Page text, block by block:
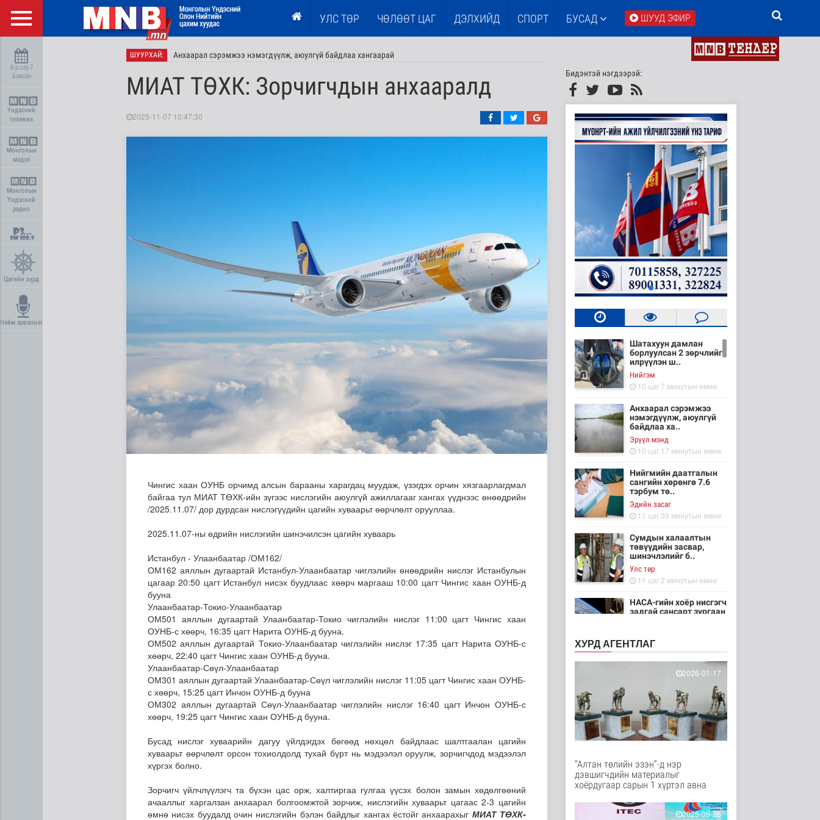
УЛС ТӨР ЧӨЛӨӨТ ЦАГ ДЭЛХИЙД СПОРТ БУСАД ШУУД ЭФИР
8-р сар 7
Баасан
Үндэсний
телевиз
Монголын
мэдээ
Монголын
Үндэсний
радио
Цагийн хүрд
Найм арваннэг
ШУУРХАЙ: Анхаарал сэрэмжээ нэмэгдүүлж, аюулгүй байдлаа хангаарай
Нийгмийн даатгалын сангийн хөрөнгө 7.6 тэрбум төгрөгөөр арвижлаа
Сумдын халаалтын төвүүдийн засвар, шинэчлэлийг бүрэн хийж, хувийн хэвшил рүү м..
МИАТ ТӨХК: Зорчигчдын анхааралд
2025-11-07 10:47:30
Чингис хаан ОУНБ орчимд алсын барааны харагдац муудаж, үзэгдэх орчин хязгаарлагдмал
байгаа тул МИАТ ТӨХК-ийн зүгээс нислэгийн аюулгүй ажиллагааг хангах үүднээс өнөөдрийн
/2025.11.07/ дор дурдсан нислэгүүдийн цагийн хуваарьт өөрчлөлт орууллаа.
2025.11.07-ны өдрийн нислэгийн шинэчилсэн цагийн хуваарь
Истанбул - Улаанбаатар /ОМ162/
ОМ162 аяллын дугаартай Истанбул-Улаанбаатар чиглэлийн өнөөдрийн нислэг Истанбулын
цагаар 20:50 цагт Истанбул нисэх буудлаас хөөрч маргааш 10:00 цагт Чингис хаан ОУНБ-д
бууна
Улаанбаатар-Токио-Улаанбаатар
ОМ501 аяллын дугаартай Улаанбаатар-Токио чиглэлийн нислэг 11:00 цагт Чингис хаан
ОУНБ-с хөөрч, 16:35 цагт Нарита ОУНБ-д бууна.
ОМ502 аяллын дугаартай Токио-Улаанбаатар чиглэлийн нислэг 17:35 цагт Нарита ОУНБ-с
хөөрч, 22:40 цагт Чингис хаан ОУНБ-д бууна.
Улаанбаатар-Сөүл-Улаанбаатар
ОМ301 аяллын дугаартай Улаанбаатар-Сөүл чиглэлийн нислэг 11:05 цагт Чингис хаан ОУНБ-
с хөөрч, 15:25 цагт Инчон ОУНБ-д бууна
ОМ302 аяллын дугаартай Сөүл-Улаанбаатар чиглэлийн нислэг 16:40 цагт Инчон ОУНБ-с
хөөрч, 19:25 цагт Чингис хаан ОУНБ-д бууна.
Бусад нислэг хуваарийн дагуу үйлдэгдэх бөгөөд нөхцөл байдлаас шалтгаалан цагийн
хуваарьт өөрчлөлт орсон тохиолдолд тухай бүрт нь мэдээлэл оруулж, зорчигчдод мэдээлэл
хүргэх болно.
Зорчигч үйлчлүүлэгч та бүхэн цас орж, халтиргаа гулгаа үүсэх болон замын хөдөлгөөний
ачааллыг харгалзан анхаарал болгоомжтой зорчиж, нислэгийн хуваарьт цагаас 2-3 цагийн
өмнө нисэх буудалд очин нислэгийн бэлэн байдлыг хангах ёстойг анхаарахыг МИАТ ТӨХК-
Бидэнтэй нэгдээрэй:
Шатахуун дамлан
борлуулсан 2 зөрчлийг
илрүүлэн ш..
Нийгэм
10 цаг 7 минутын өмнө
Анхаарал сэрэмжээ
нэмэгдүүлж, аюулгүй
байдлаа ха..
Эрүүл мэнд
10 цаг 17 минутын өмнө
Нийгмийн даатгалын
сангийн хөрөнгө 7.6
тэрбум тө..
Эдийн засаг
11 цаг 39 минутын өмнө
Сумдын халаалтын
төвүүдийн засвар,
шинэчлэлийг б..
Улс төр
11 цаг 2 минутын өмнө
НАСА-гийн хоёр нисгэгч
задгай сансарт зургаан
11 цаг 17 минутын өмнө
хамгаалахын тулд
Канадын иргэд мод бэ..
Дэлхийд
11 цаг 23 минутын өмнө
ЦАГ АГААР:
Улаанбаатарт шөнөдөө
Байгаль орчин
12 цаг 43 минутын өмнө
зөрчлийг E-Mongolia
системээр да..
ХУРД АГЕНТЛАГ
2026-01-17
“Алтан төлийн эзэн”-д нэр
дэвшигчдийн материалыг
хоёрдугаар сарын 1 хүртэл авна
2025-09-26